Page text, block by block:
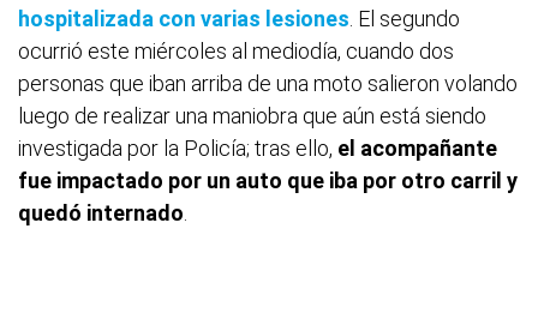
hospitalizada con varias lesiones . El segundo
ocurrió este miércoles al mediodía, cuando dos
personas que iban arriba de una moto salieron volando
luego de realizar una maniobra que aún está siendo
investigada por la Policía; tras ello, el acompañante
fue impactado por un auto que iba por otro carril y
quedó internado